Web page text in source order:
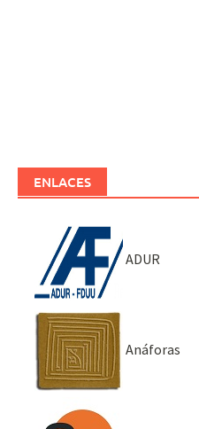
ENLACES
ADUR
Anáforas